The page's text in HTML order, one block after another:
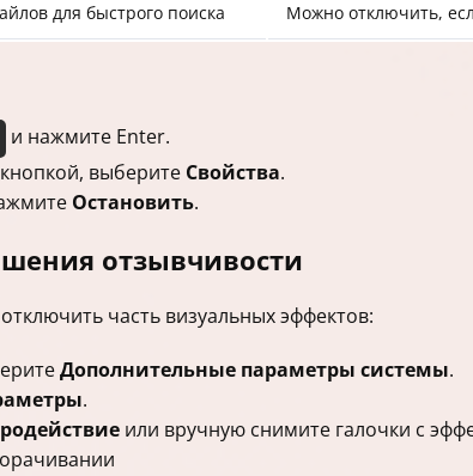
для быстрого поиска Можно отключить,
и нажмите Enter.
выберите Свойства.
Остановить.
отзывчивости
часть визуальных эффектов:
Дополнительные параметры системы.
.
или вручную снимите галочки с